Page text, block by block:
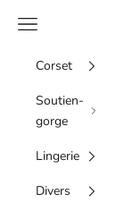
Menu
Corset
Soutien-
gorge
Lingerie
Divers